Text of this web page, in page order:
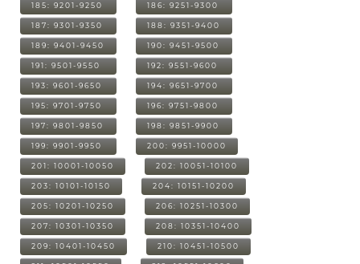
185: 9201-9250 186: 9251-9300
187: 9301-9350 188: 9351-9400
189: 9401-9450 190: 9451-9500
191: 9501-9550 192: 9551-9600
193: 9601-9650 194: 9651-9700
195: 9701-9750 196: 9751-9800
197: 9801-9850 198: 9851-9900
199: 9901-9950 200: 9951-10000
201: 10001-10050 202: 10051-10100
203: 10101-10150 204: 10151-10200
205: 10201-10250 206: 10251-10300
207: 10301-10350 208: 10351-10400
209: 10401-10450 210: 10451-10500